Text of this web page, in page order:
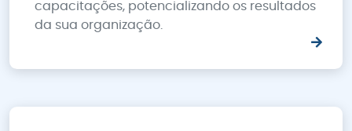
capacitações, potencializando os resultados
da sua organização.